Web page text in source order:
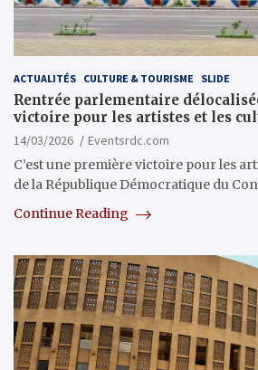
ACTUALITÉS CULTURE & TOURISME SLIDE
Rentrée parlementaire
victoire pour les artistes et les
14/03/2026
Eventsrdc.com
C’est une première victoire pour les
de la République Démocratique du
Continue Reading